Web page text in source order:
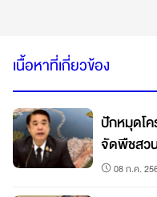
เนื้อหาที่เกี่ยวข้อง
ปักหมุดโค
จัดพืชสว
08 ก.ค.